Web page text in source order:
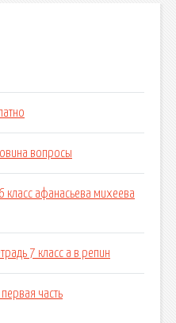
вопросы
класс афанасьева михеева
7 класс а в репин
часть